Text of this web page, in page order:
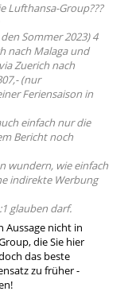
Lufthansa-Group???
Sommer 2023) 4
nach Malaga und
Zuerich nach
(nur
Feriensaison in
einfach nur die
Bericht noch
wundern, wie einfach
indirekte Werbung
glauben darf.
Aussage nicht in
die Sie hier
das beste
zu früher -